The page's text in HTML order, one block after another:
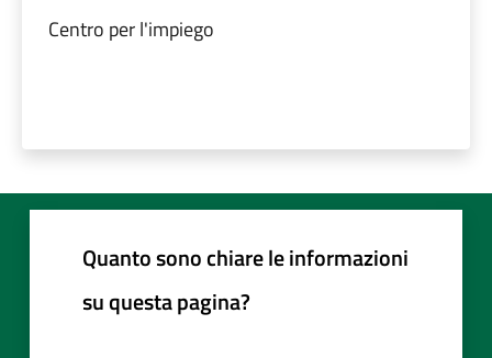
Centro per l'impiego
Quanto sono chiare le informazioni
su questa pagina?